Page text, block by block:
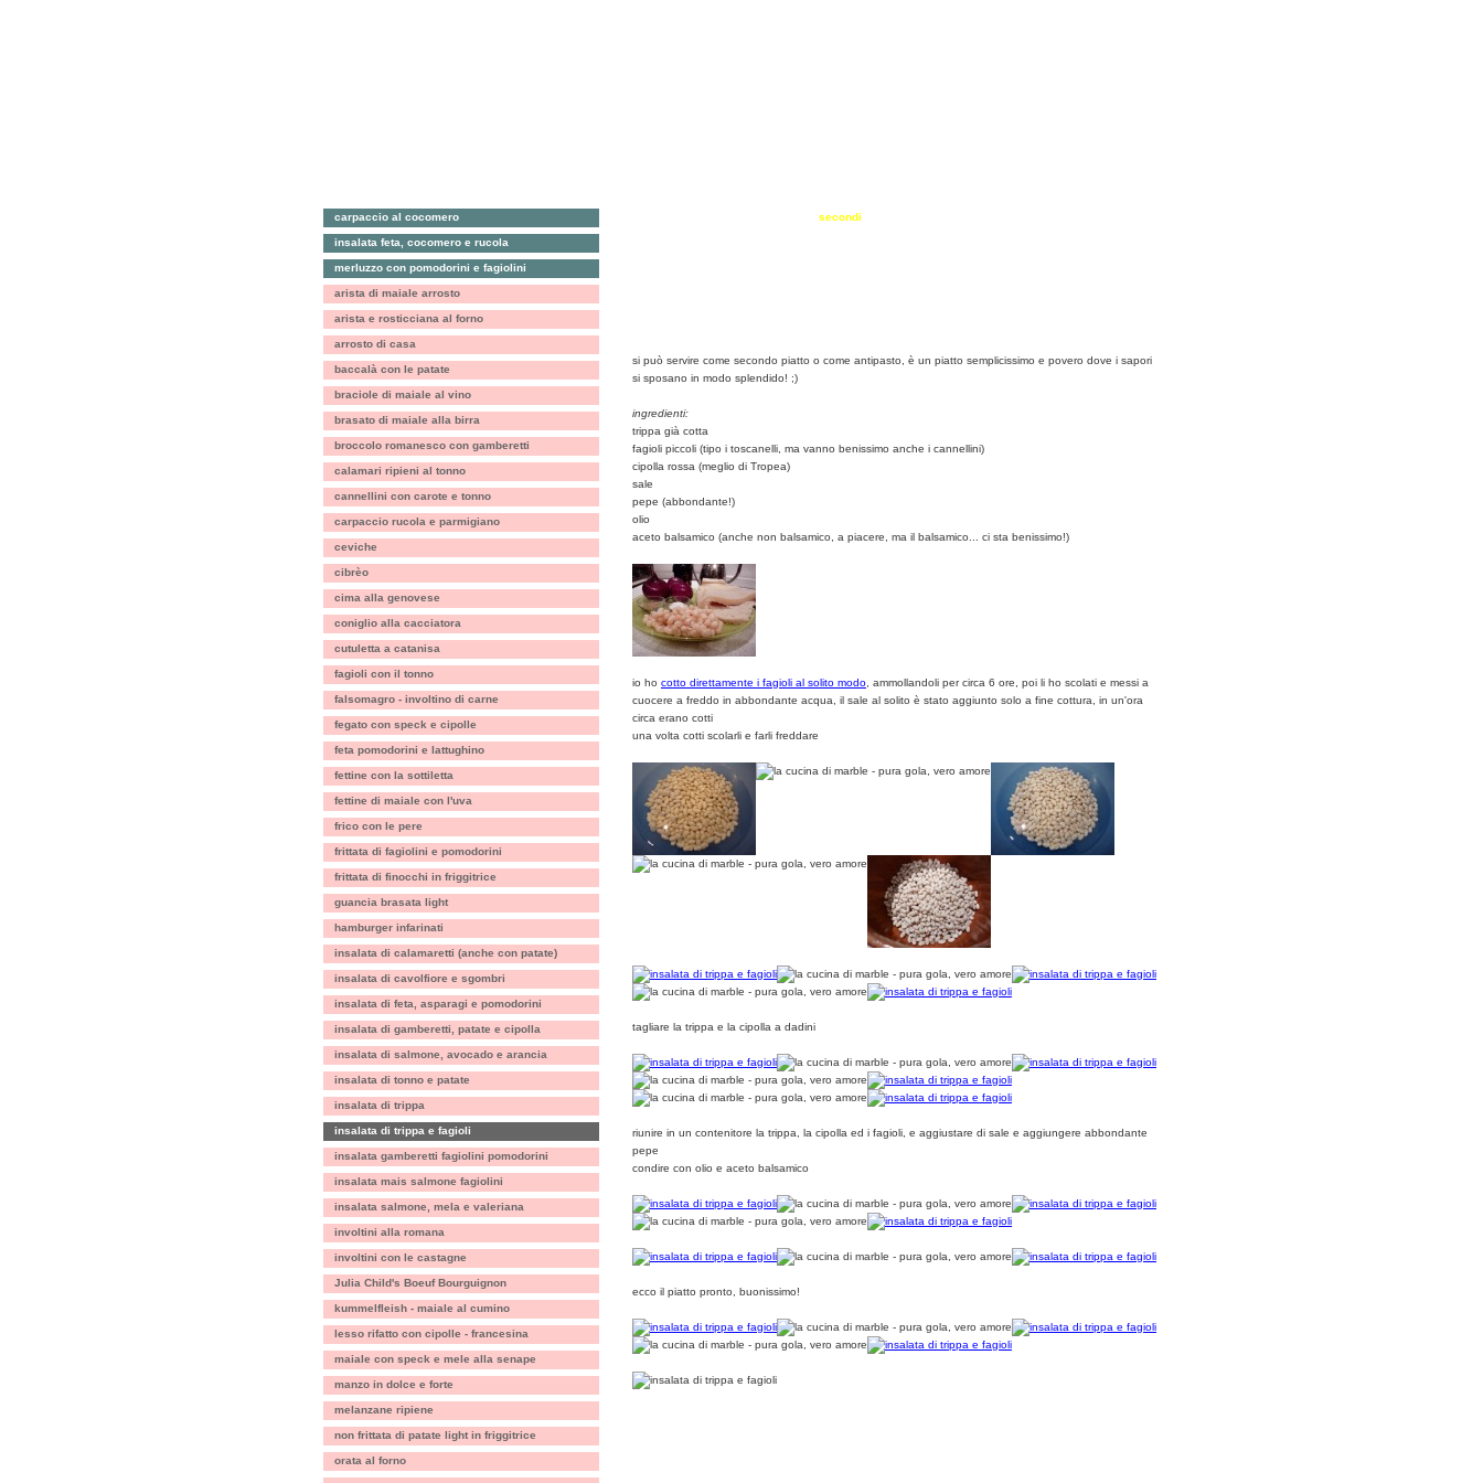
secondi
carpaccio al cocomero
insalata feta, cocomero e rucola
merluzzo con pomodorini e fagiolini
arista di maiale arrosto
arista e rosticciana al forno
arrosto di casa
baccalà con le patate
braciole di maiale al vino
brasato di maiale alla birra
broccolo romanesco con gamberetti
calamari ripieni al tonno
cannellini con carote e tonno
carpaccio rucola e parmigiano
ceviche
cibrèo
cima alla genovese
coniglio alla cacciatora
cutuletta a catanisa
fagioli con il tonno
falsomagro - involtino di carne
fegato con speck e cipolle
feta pomodorini e lattughino
fettine con la sottiletta
fettine di maiale con l'uva
frico con le pere
frittata di fagiolini e pomodorini
frittata di finocchi in friggitrice
guancia brasata light
hamburger infarinati
insalata di calamaretti (anche con patate)
insalata di cavolfiore e sgombri
insalata di feta, asparagi e pomodorini
insalata di gamberetti, patate e cipolla
insalata di salmone, avocado e arancia
insalata di tonno e patate
insalata di trippa
insalata di trippa e fagioli
insalata gamberetti fagiolini pomodorini
insalata mais salmone fagiolini
insalata salmone, mela e valeriana
involtini alla romana
involtini con le castagne
Julia Child's Boeuf Bourguignon
kummelfleish - maiale al cumino
lesso rifatto con cipolle - francesina
maiale con speck e mele alla senape
manzo in dolce e forte
melanzane ripiene
non frittata di patate light in friggitrice
orata al forno
si può servire come secondo piatto o come antipasto, è un piatto semplicissimo e povero dove i sapori
si sposano in modo splendido! ;)
ingredienti:
trippa già cotta
fagioli piccoli (tipo i toscanelli, ma vanno benissimo anche i cannellini)
cipolla rossa (meglio di Tropea)
sale
pepe (abbondante!)
olio
aceto balsamico (anche non balsamico, a piacere, ma il balsamico... ci sta benissimo!)
io ho cotto direttamente i fagioli al solito modo , ammollandoli per circa 6 ore, poi li ho scolati e messi a
cuocere a freddo in abbondante acqua, il sale al solito è stato aggiunto solo a fine cottura, in un'ora
circa erano cotti
una volta cotti scolarli e farli freddare
tagliare la trippa e la cipolla a dadini
riunire in un contenitore la trippa, la cipolla ed i fagioli, e aggiustare di sale e aggiungere abbondante
pepe
condire con olio e aceto balsamico
ecco il piatto pronto, buonissimo!